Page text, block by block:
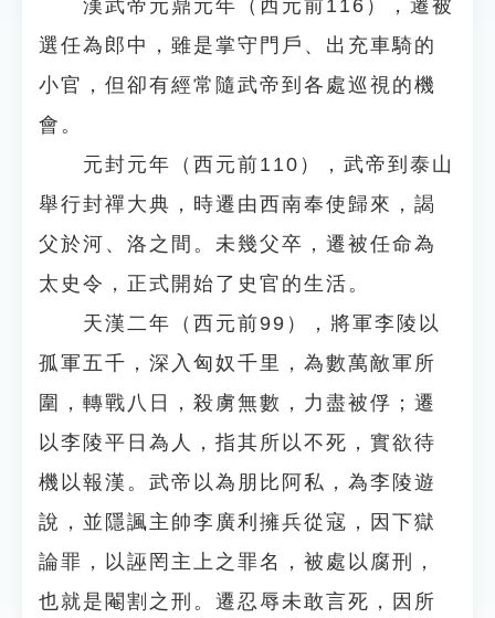
漢武帝元鼎元年（西元前116），遷被
選任為郎中，雖是掌守門戶、出充車騎的
小官，但卻有經常隨武帝到各處巡視的機
會。
元封元年（西元前110），武帝到泰山
舉行封禪大典，時遷由西南奉使歸來，謁
父於河、洛之間。未幾父卒，遷被任命為
太史令，正式開始了史官的生活。
天漢二年（西元前99），將軍李陵以
孤軍五千，深入匈奴千里，為數萬敵軍所
圍，轉戰八日，殺虜無數，力盡被俘；遷
以李陵平日為人，指其所以不死，實欲待
機以報漢。武帝以為朋比阿私，為李陵遊
說，並隱諷主帥李廣利擁兵從寇，因下獄
論罪，以誣罔主上之罪名，被處以腐刑，
也就是閹割之刑。遷忍辱未敢言死，因所